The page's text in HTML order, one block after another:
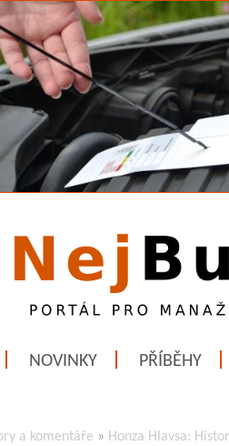
NOVINKY PŘÍBĚHY
a komentáře » Honza Hlavsa: